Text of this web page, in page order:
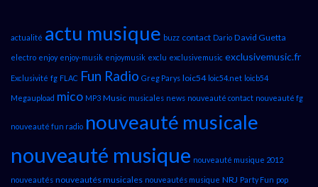
actualité actu musique buzz contact Dario David Guetta
electro enjoy enjoy-musik enjoymusik exclu exclusivemusic exclusivemusic.fr
Exclusivité fg FLAC Fun Radio Greg Parys loic54 loic54.net loicb54
Megaupload mico MP3 Music musicales news nouveauté contact nouveauté fg
nouveauté fun radio nouveauté musicale
nouveauté musique nouveauté musique 2012
nouveautés nouveautés musicales nouveautés musique NRJ Party Fun pop